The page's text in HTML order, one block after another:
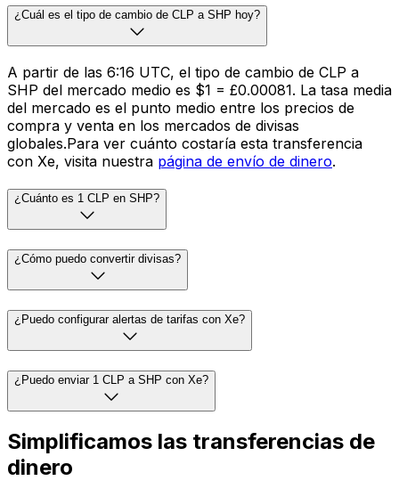
¿Cuál es el tipo de cambio de CLP a SHP hoy?
A partir de las 6:16 UTC, el tipo de cambio de CLP a
SHP del mercado medio es $1 = £0.00081. La tasa media
del mercado es el punto medio entre los precios de
compra y venta en los mercados de divisas
globales.Para ver cuánto costaría esta transferencia
con Xe, visita nuestra página de envío de dinero.
¿Cuánto es 1 CLP en SHP?
¿Cómo puedo convertir divisas?
¿Puedo configurar alertas de tarifas con Xe?
¿Puedo enviar 1 CLP a SHP con Xe?
Simplificamos las transferencias de
dinero